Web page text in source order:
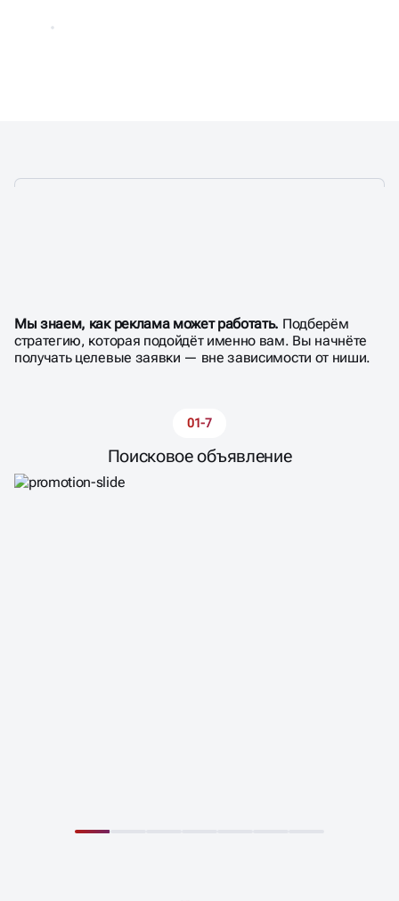
КОНТЕКСТНОЙ РЕКЛАМЫ
Мы знаем, как реклама может работать. Подберём
стратегию, которая подойдёт именно вам. Вы начнёте
получать целевые заявки — вне зависимости от ниши.
01-7
Поисковое объявление
02-7
Текстово-графическое объявление